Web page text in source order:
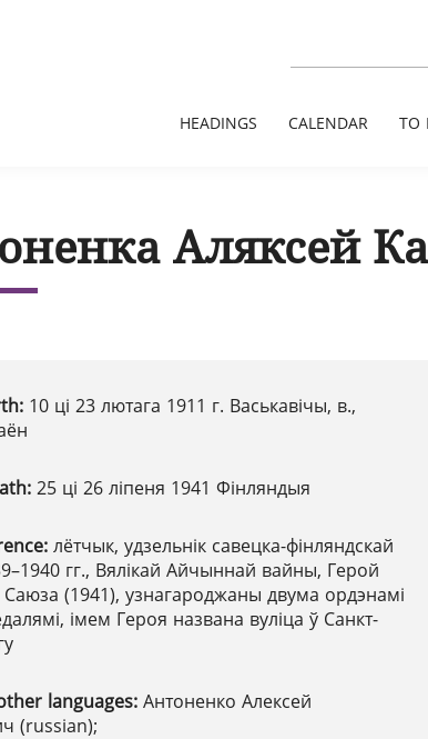
HEADINGS CALENDAR TO
Аляксей
10 ці 23 лютага 1911 г. Васькавічы, в.,
25 ці 26 ліпеня 1941 Фінляндыя
лётчык, удзельнік савецка-фінляндскай
гг., Вялікай Айчыннай вайны, Герой
Саюза (1941), узнагароджаны двума ордэнамі
імем Героя названа вуліца ў Санкт-
languages: Антоненко Алексей
(russian);